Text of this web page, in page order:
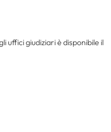
uffici giudiziari è disponibile il